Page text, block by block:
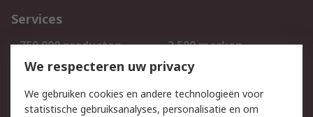
Services
750.000 producten
2.500 merken
Bestellen
Inkoopoplossingen
Track & Trace
We respecteren uw privacy
We gebruiken cookies en andere technologieën voor
statistische gebruiksanalyses, personalisatie en om